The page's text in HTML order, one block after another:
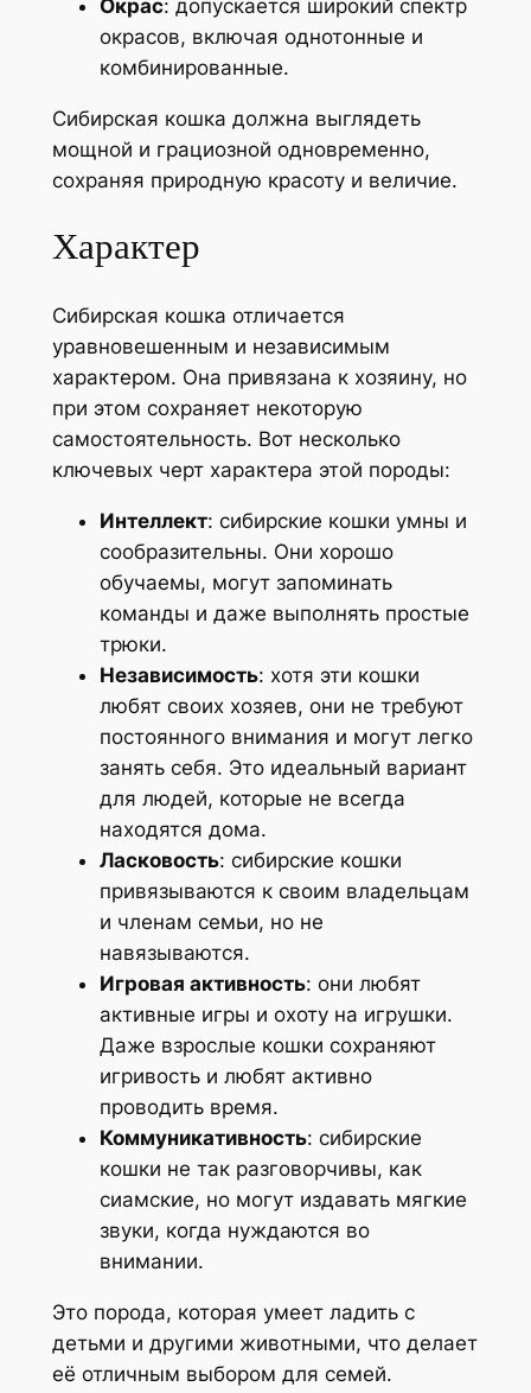
Окрас: допускается широкий спектр
окрасов, включая однотонные и
комбинированные.
Сибирская кошка должна выглядеть
мощной и грациозной одновременно,
сохраняя природную красоту и величие.
Характер
Сибирская кошка отличается
уравновешенным и независимым
характером. Она привязана к хозяину, но
при этом сохраняет некоторую
самостоятельность. Вот несколько
ключевых черт характера этой породы:
Интеллект: сибирские кошки умны и
сообразительны. Они хорошо
обучаемы, могут запоминать
команды и даже выполнять простые
трюки.
Независимость: хотя эти кошки
любят своих хозяев, они не требуют
постоянного внимания и могут легко
занять себя. Это идеальный вариант
для людей, которые не всегда
находятся дома.
Ласковость: сибирские кошки
привязываются к своим владельцам
и членам семьи, но не
навязываются.
Игровая активность: они любят
активные игры и охоту на игрушки.
Даже взрослые кошки сохраняют
игривость и любят активно
проводить время.
Коммуникативность: сибирские
кошки не так разговорчивы, как
сиамские, но могут издавать мягкие
звуки, когда нуждаются во
внимании.
Это порода, которая умеет ладить с
детьми и другими животными, что делает
её отличным выбором для семей.